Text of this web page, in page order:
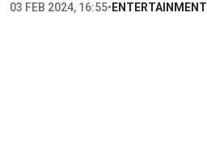
03 FEB 2024, 16:55• ENTERTAINMENT